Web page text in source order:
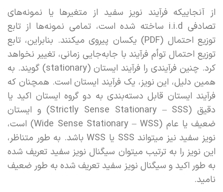
از آنجاییکه فرآیند نویز سفید از متغیرها یا نمونه‌های
تصادفی i.i.d ساخته شده است، تمامی نمونه‌ها از تابع
توزیع احتمال (PDF) یکسان پیروی میکنند. بنابراین، تابع
توزیع احتمال توأم فرآیند با جابه‌جایی زمانی، تغییر نخواهد
کرد. چنین فرآیندی را فرآیند ایستان (stationary) گویند. به
همین دلیل، این نویز، یک فرآیند ایستان است. همچنان که
فرآیند ایستان قابل دسته‌بندی به دو گروه ایستان اکید یا
دقیق (Strictly Sense Stationary – SSS) و ایستان
ضعیف یا عام (Wide Sense Stationary – WSS) است،
نویز سفید نیز میتواند SSS یا WSS باشد. به طور متناظر،
این نویز را به ترتیب میتوان سیگنال نویز سفید تعریف شده
به طور اکید و سیگنال نویز سفید تعریف شده به طور ضعیف
نامید.